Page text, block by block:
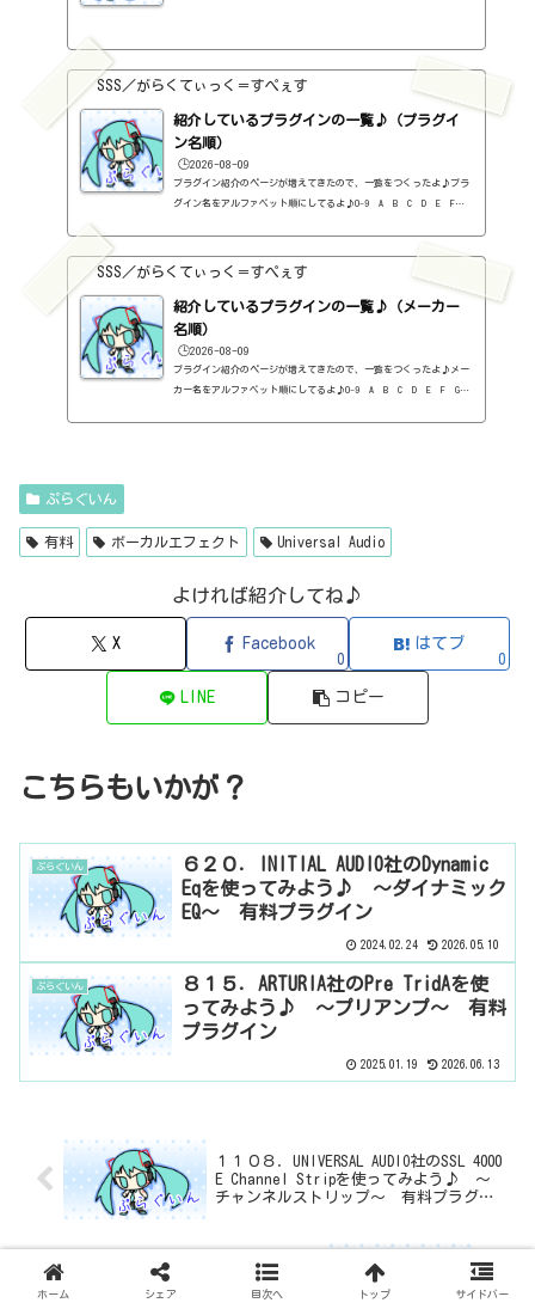
CLASSIC（2B Played Music）定価：29.99ドル → 19.99ドル（本家さ
ま）2B REVERBED（2B Played Music）定価：29.99ドル → 19.99ド
ル（本家さ...
SSS／がらくてぃっく＝すぺぇす
紹介しているプラグインの一覧♪（プラグイ
ン名順）
🕒️2026-08-09
プラグイン紹介のページが増えてきたので、一覧をつくったよ♪プラ
グイン名をアルファベット順にしてるよ♪0-9 A B C D E F G
VERBED（2B Played Music・リバーブ・有料）2B Shaped Filter（2
B Played Music・フィルタープラグイン・有料）3-Band EQ（Kilohe
arts・EQ・無料）40'S VERY OWN DRUMS（NATIVE INSTRUMENTS・ドラ
ム...
SSS／がらくてぃっく＝すぺぇす
紹介しているプラグインの一覧♪（メーカー
名順）
🕒️2026-08-09
プラグイン紹介のページが増えてきたので、一覧をつくったよ♪メー
カー名をアルファベット順にしてるよ♪0-9 A B C D E F G
ップ...
ぷらぐいん
有料 ボーカルエフェクト Universal Audio
よければ紹介してね♪
X Facebook
0
はてブ
0
LINE コピー
こちらもいかが？
ぷらぐいん
６２０．INITIAL AUDIO社のDynamic
Eqを使ってみよう♪ ～ダイナミック
EQ～ 有料プラグイン
2024.02.24 2026.05.10
ぷらぐいん
８１５．ARTURIA社のPre TridAを使
ってみよう♪ ～プリアンプ～ 有料
プラグイン
2025.01.19 2026.06.13
１１０８．UNIVERSAL AUDIO社のSSL 4000
E Channel Stripを使ってみよう♪ ～
チャンネルストリップ～ 有料プラグイ
１１１０．brainworx社のbx_opto Pedal
を使ってみよう♪ ～コンプ～ 無料プ
ラグイン
ホーム シェア 目次へ トップ サイドバー